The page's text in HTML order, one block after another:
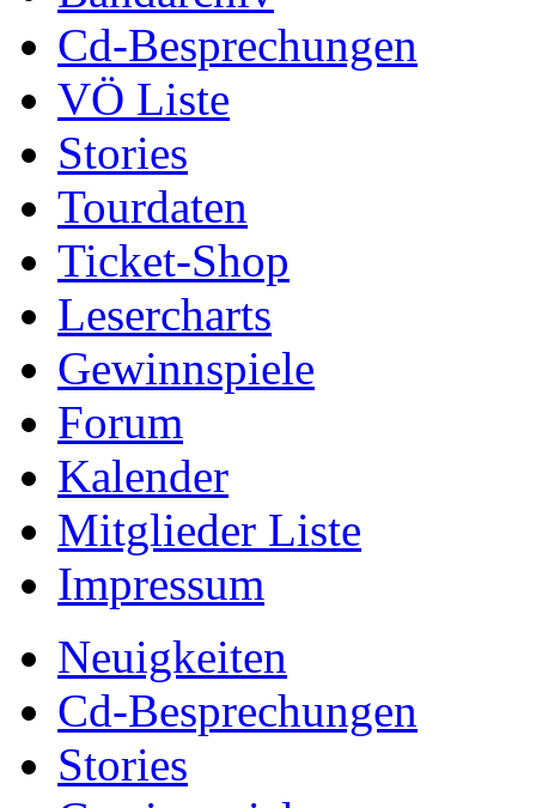
Cd-Besprechungen
VÖ Liste
Stories
Tourdaten
Ticket-Shop
Lesercharts
Gewinnspiele
Forum
Kalender
Mitglieder Liste
Impressum
Neuigkeiten
Cd-Besprechungen
Stories